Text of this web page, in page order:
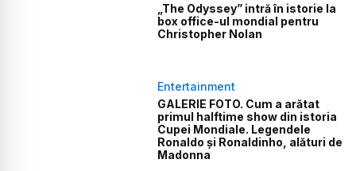
„The Odyssey” intră în istorie la
box office-ul mondial pentru
Christopher Nolan
Entertainment
GALERIE FOTO. Cum a arătat
primul halftime show din istoria
Cupei Mondiale. Legendele
Ronaldo și Ronaldinho, alături de
Madonna